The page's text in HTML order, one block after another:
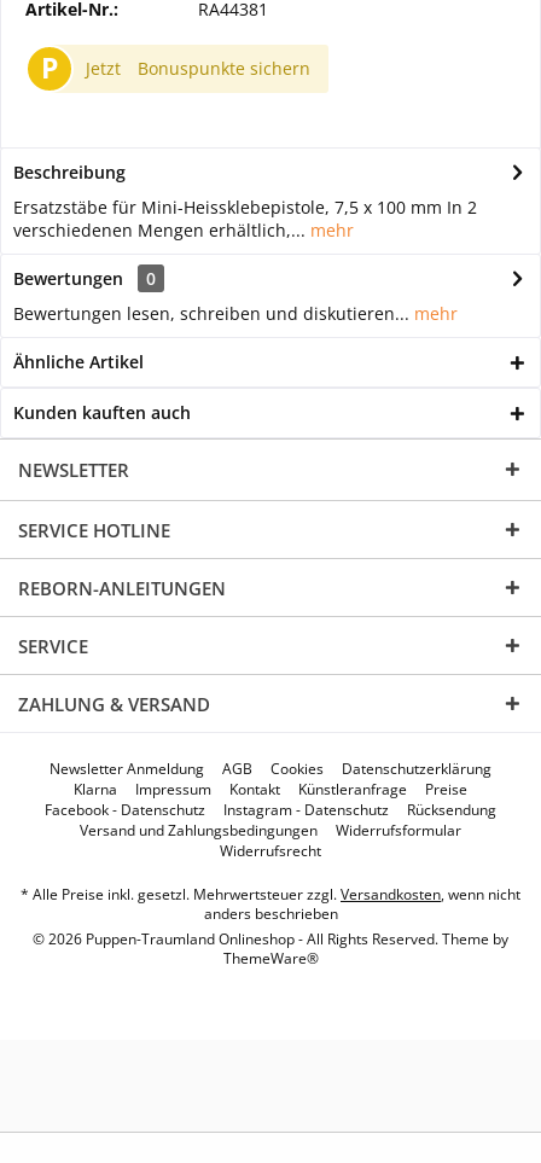
Artikel-Nr.: RA44381
P Jetzt Bonuspunkte sichern
Beschreibung
Ersatzstäbe für Mini-Heissklebepistole, 7,5 x 100 mm In 2
verschiedenen Mengen erhältlich,... mehr
Bewertungen
0
Bewertungen lesen, schreiben und diskutieren... mehr
Ähnliche Artikel
Kunden kauften auch
NEWSLETTER
SERVICE HOTLINE
REBORN-ANLEITUNGEN
SERVICE
ZAHLUNG & VERSAND
Newsletter Anmeldung AGB Cookies
Datenschutzerklärung
Klarna
Impressum Kontakt Künstleranfrage
Preise
Facebook - Datenschutz
Instagram - Datenschutz
Rücksendung
Versand und Zahlungsbedingungen
Widerrufsformular
Widerrufsrecht
* Alle Preise inkl. gesetzl. Mehrwertsteuer zzgl.Versandkosten, wenn nicht
anders beschrieben
© 2026 Puppen-Traumland Onlineshop - All Rights Reserved. Theme by
ThemeWare®